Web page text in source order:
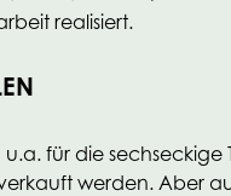
realisiert.
u.a. für die sechseckige
werden. Aber